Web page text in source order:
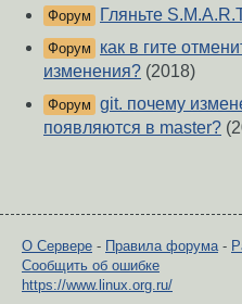
Форум Гляньте
Форум
как в гите
изменения? (2018)
Форум git. почему
появляются в master?
О Сервере - Правила форума-
Сообщить об ошибке
https://www.linux.org.ru/